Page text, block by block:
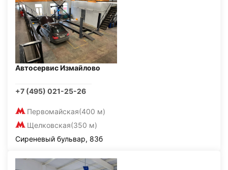
Автосервис Измайлово
+7 (495) 021-25-26
Первомайская(400 м)
Щелковская(350 м)
Сиреневый бульвар, 83б